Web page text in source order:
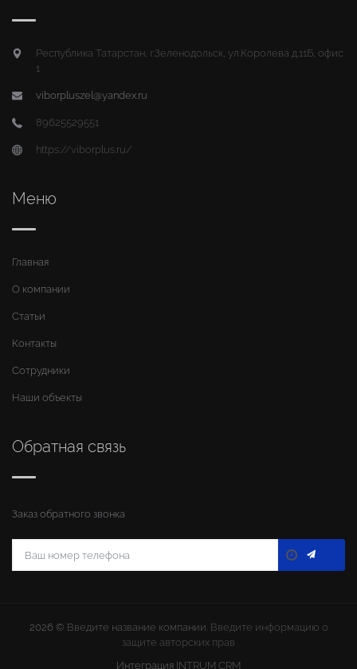
Республика Татарстан, г.Зеленодольск, ул.Королева д.11Б, офис
1
viborpluszel@yandex.ru
89625529551
https://viborplus.ru/
Меню
Главная
О компании
Статьи
Контакты
Сотрудники
Наши объекты
Обратная связь
Заказ обратного звонка
2026 © Введите название компании. Введите информацию о
защите авторских прав
Интеграция INTRUM CRM